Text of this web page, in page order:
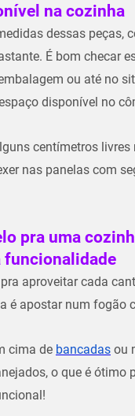
na cozinha
dessas peças,
É bom checar
ou até no
disponível no
centímetros livres
nas panelas com
pra uma
funcionalidade
aproveitar cada
é apostar num fogão
cima de bancadas ou
o que é ótimo